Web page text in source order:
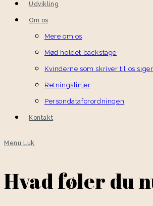
Udvikling
Om os
Mere om os
Mød holdet backstage
Kvinderne som skriver til os siger
Retningslinjer
Persondataforordningen
Kontakt
Menu Luk
Hvad føler du